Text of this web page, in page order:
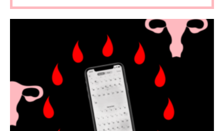
we erg benieuwd naar jouw ervaringen!
Ben jij een (voormalige) gebruiker van
een cyclustracking-app? Meld je dan
aan voor onze focusgroepen op 17 april
of 22 april van 14:00 – 16:00 uur.
14 april: beide focusgroepen zitten
inmiddels vol. Bedankt voor jullie
belangstelling!